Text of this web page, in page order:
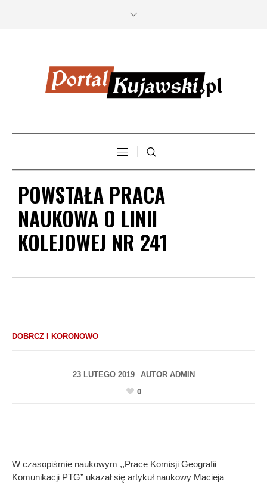
POWSTAŁA PRACA
NAUKOWA O LINII
KOLEJOWEJ NR 241
DOBRCZ I KORONOWO
23 LUTEGO 2019 AUTOR ADMIN
0
W czasopiśmie naukowym ,,Prace Komisji Geografii
Komunikacji PTG” ukazał się artykuł naukowy Macieja